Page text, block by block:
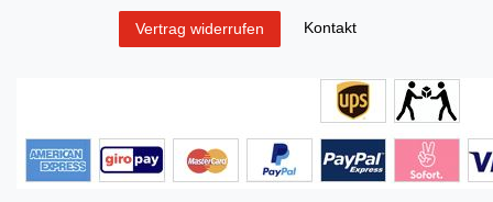
Vertrag widerrufen Kontakt